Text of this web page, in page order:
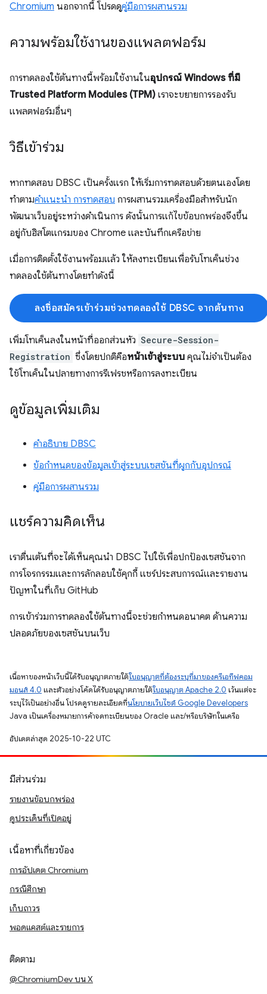
Chromium นอกจากนี้ โปรดดูคู่มือการผสานรวม
ความพร้อมใช้งานของแพลตฟอร์ม
การทดลองใช้ต้นทางนี้พร้อมใช้งานในอุปกรณ์ Windows ที่มี
Trusted Platform Modules (TPM) เราจะขยายการรองรับ
แพลตฟอร์มอื่นๆ
วิธีเข้าร่วม
หากทดสอบ DBSC เป็นครั้งแรก ให้เริ่มการทดสอบด้วยตนเองโดย
ทำตามคำแนะนำ การทดสอบ การผสานรวมเครื่องมือสำหรับนัก
พัฒนาเว็บอยู่ระหว่างดำเนินการ ดังนั้นการแก้ไขข้อบกพร่องจึงขึ้น
อยู่กับฮิสโตแกรมของ Chrome และบันทึกเครือข่าย
เมื่อการติดตั้งใช้งานพร้อมแล้ว ให้ลงทะเบียนเพื่อรับโทเค็นช่วง
ทดลองใช้ต้นทางโดยทำดังนี้
ลงชื่อสมัครเข้าร่วมช่วงทดลองใช้ DBSC จากต้นทาง
เพิ่มโทเค็นลงในหน้าที่ออกส่วนหัว Secure-Session-
Registration ซึ่งโดยปกติคือหน้าเข้าสู่ระบบ คุณไม่จำเป็นต้อง
ใช้โทเค็นในปลายทางการรีเฟรชหรือการลงทะเบียน
ดูข้อมูลเพิ่มเติม
คำอธิบาย DBSC
ข้อกำหนดของข้อมูลเข้าสู่ระบบเซสชันที่ผูกกับอุปกรณ์
คู่มือการผสานรวม
แชร์ความคิดเห็น
เราตื่นเต้นที่จะได้เห็นคุณนำ DBSC ไปใช้เพื่อปกป้องเซสชันจาก
การโจรกรรมและการลักลอบใช้คุกกี้ แชร์ประสบการณ์และรายงาน
ปัญหาในที่เก็บ GitHub
การเข้าร่วมการทดลองใช้ต้นทางนี้จะช่วยกำหนดอนาคต ด้านความ
ปลอดภัยของเซสชันบนเว็บ
เนื้อหาของหน้าเว็บนี้ได้รับอนุญาตภายใต้ใบอนุญาตที่ต้องระบุที่มาของครีเอทีฟคอม
มอนส์ 4.0 และตัวอย่างโค้ดได้รับอนุญาตภายใต้ใบอนุญาต Apache 2.0 เว้นแต่จะ
ระบุไว้เป็นอย่างอื่น โปรดดูรายละเอียดที่นโยบายเว็บไซต์ Google Developers
Java เป็นเครื่องหมายการค้าจดทะเบียนของ Oracle และ/หรือบริษัทในเครือ
อัปเดตล่าสุด 2025-10-22 UTC
มีส่วนร่วม
รายงานข้อบกพร่อง
ดูประเด็นที่เปิดอยู่
เนื้อหาที่เกี่ยวข้อง
การอัปเดต Chromium
กรณีศึกษา
เก็บถาวร
พอดแคสต์และรายการ
ติดตาม
@ChromiumDev บน X